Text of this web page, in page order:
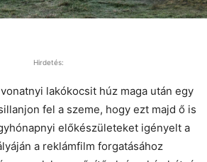
Hirdetés:
lakókocsit húz maga után egy
fel a szeme, hogy ezt majd ő is
előkészületeket igényelt a
a reklámfilm forgatásához